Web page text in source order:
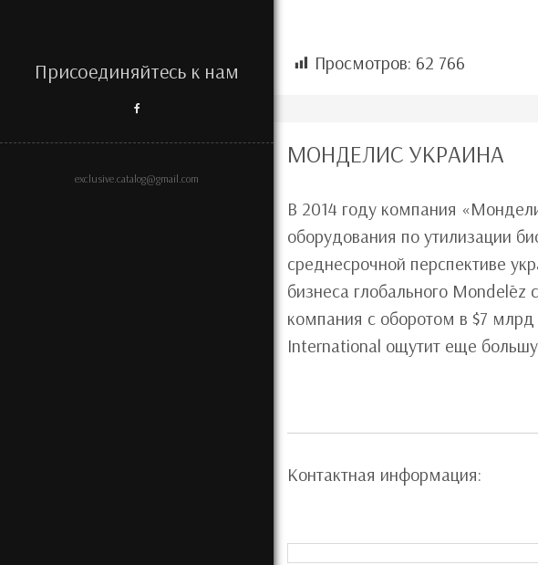
Присоединяйтесь к нам
exclusive.catalog@gmail.com
Просмотров: 62 766
МОНДЕЛИС УКРАИНА
В 2014 году компания
оборудования по утилизации
среднесрочной перспективе
бизнеса глобального Mondelēz
компания с оборотом в $7
International ощутит еще
Контактная информация: